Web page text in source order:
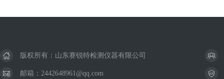
版权所有：山东赛锐特检测仪器有限公司
邮箱：2442648961@qq.com